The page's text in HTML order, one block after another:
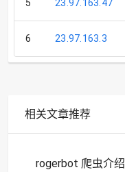
5 23.97.163.47
6 23.97.163.3
相关文章推荐
rogerbot 爬虫介绍